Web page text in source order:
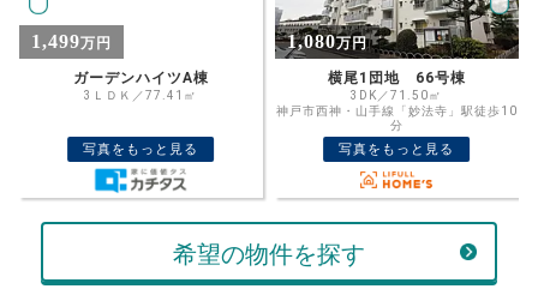
住宅ローン
金利
%
ボーナス
返済金額
万円
万円
資金計画のために査定額や希望売却価
格を入力して活用するのもおすすめ◎
計算する
1,080万円
横尾1団地 66号棟
3DK／71.50㎡
写真をもっと見る
1,790万円
ディオ・フェルティ須磨名谷
4LDK／140.75㎡
神戸市西神・山手線「名谷」駅バス10分
「白川台」下車 徒歩2分
写真をもっと見る
希望の物件を探す